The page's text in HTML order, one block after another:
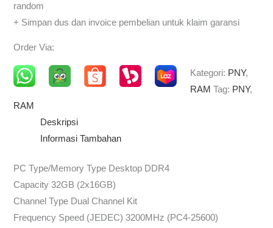
random
+ Simpan dus dan invoice pembelian untuk klaim garansi
Order Via:
Kategori: PNY,
RAM Tag: PNY,
RAM
Deskripsi
Informasi Tambahan
PC Type/Memory Type Desktop DDR4
Capacity 32GB (2x16GB)
Channel Type Dual Channel Kit
Frequency Speed (JEDEC) 3200MHz (PC4-25600)